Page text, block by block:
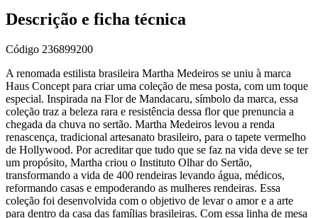
Descrição e ficha técnica
Código 236899200
A renomada estilista brasileira Martha Medeiros se uniu à marca
Haus Concept para criar uma coleção de mesa posta, com um toque
especial. Inspirada na Flor de Mandacaru, símbolo da marca, essa
coleção traz a beleza rara e resistência dessa flor que prenuncia a
chegada da chuva no sertão. Martha Medeiros levou a renda
renascença, tradicional artesanato brasileiro, para o tapete vermelho
de Hollywood. Por acreditar que tudo que se faz na vida deve se ter
um propósito, Martha criou o Instituto Olhar do Sertão,
transformando a vida de 400 rendeiras levando água, médicos,
reformando casas e empoderando as mulheres rendeiras. Essa
coleção foi desenvolvida com o objetivo de levar o amor e a arte
para dentro da casa das famílias brasileiras. Com essa linha de mesa